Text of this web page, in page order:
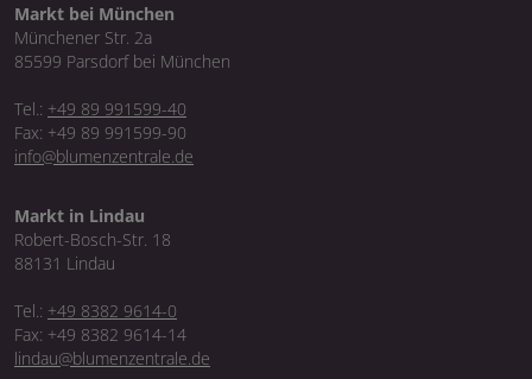
Markt bei München
Münchener Str. 2a
85599 Parsdorf bei München
Tel.: +49 89 991599-40
Fax: +49 89 991599-90
info@blumenzentrale.de
Markt in Lindau
Robert-Bosch-Str. 18
88131 Lindau
Tel.: +49 8382 9614-0
Fax: +49 8382 9614-14
lindau@blumenzentrale.de